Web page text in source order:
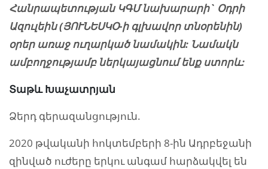
Հանրապետության ԿԳՄ նախարարի` Օդրի
Ազուլեին(ՅՈՒՆԵՍԿՕ-ի գլխավոր տնօրենին)
օրեր առաջ ուղարկած նամակին: Նամակն
ամբողջությամբ ներկայացնում ենք ստորև:
Տաթև Խաչատրյան
Ձերդ գերազանցություն.
2020 թվականի հոկտեմբերի 8-ին Ադրբեջանի
զինված ուժերը երկու անգամ հարձակվել են